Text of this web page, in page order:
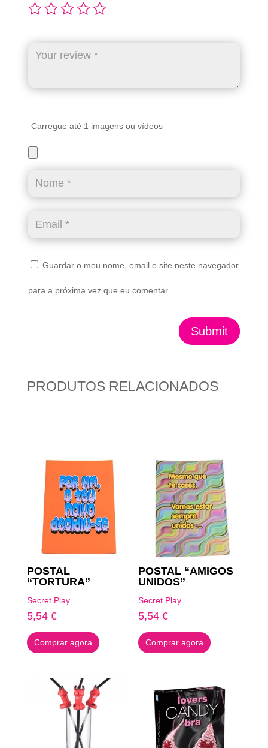
Carregue até 1 imagens ou vídeos
Guardar o meu nome, email e site neste navegador
para a próxima vez que eu comentar.
Submit
PRODUTOS RELACIONADOS
POSTAL
“TORTURA”
Secret Play
5,54 €
Comprar agora
POSTAL “AMIGOS
UNIDOS”
Secret Play
5,54€
Comprar agora